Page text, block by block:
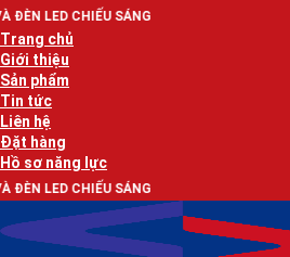
Bỏ
qua
nội
dung
Trang chủ
Giới thiệu
Sản phẩm
Tin tức
Liên hệ
Đặt hàng
Hồ sơ năng lực